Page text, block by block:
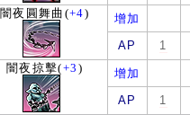
闇夜圓舞曲 (+4)
增加
AP
1
闇夜掠擊(+3 )
增加
AP
1